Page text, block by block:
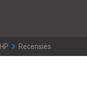
>
HP >
Recensies